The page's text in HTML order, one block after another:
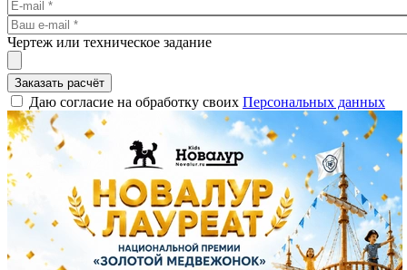
Чертеж или техническое задание
Заказать расчёт
Даю согласие на обработку своих Персональных данных